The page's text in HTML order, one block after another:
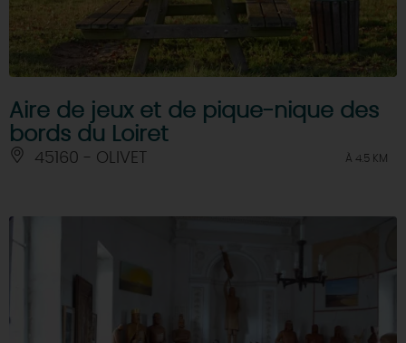
Aire de jeux et de pique-nique des
bords du Loiret
45160 - OLIVET À 4.5 KM